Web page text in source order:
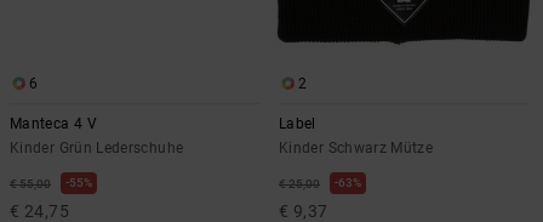
6
Manteca 4 V
Kinder Grün Lederschuhe
€ 55,00 55%
€ 24,75
2
Label
Kinder Schwarz Mütze
€ 25,00 63%
€ 9,37